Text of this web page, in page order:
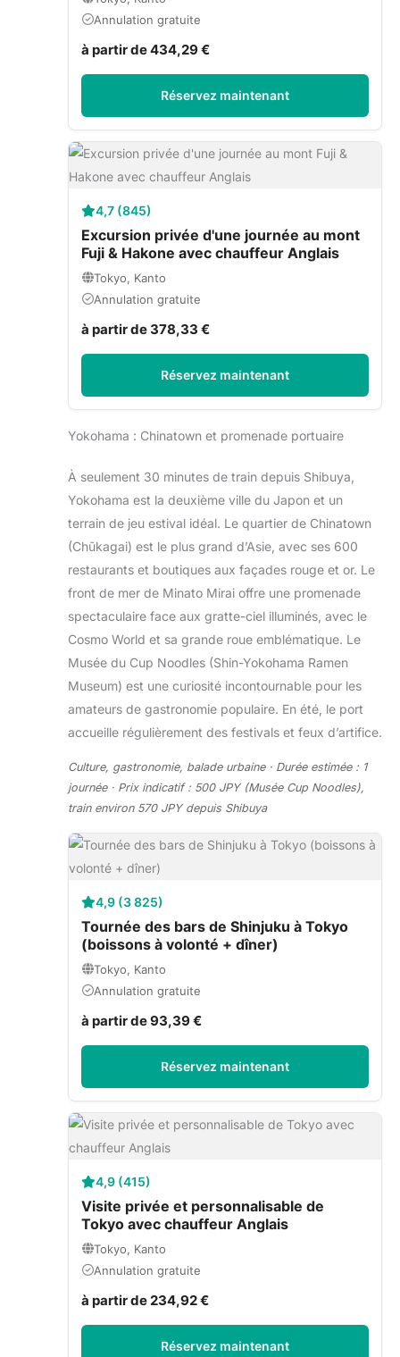
Annulation gratuite
à partir de 434,29 €
Réservez maintenant
4,7 (845)
Excursion privée d'une journée au mont
Fuji & Hakone avec chauffeur Anglais
Tokyo, Kanto
Annulation gratuite
à partir de 378,33 €
Réservez maintenant
Yokohama : Chinatown et promenade portuaire
À seulement 30 minutes de train depuis Shibuya,
Yokohama est la deuxième ville du Japon et un
terrain de jeu estival idéal. Le quartier de Chinatown
(Chūkagai) est le plus grand d’Asie, avec ses 600
restaurants et boutiques aux façades rouge et or. Le
front de mer de Minato Mirai offre une promenade
spectaculaire face aux gratte-ciel illuminés, avec le
Cosmo World et sa grande roue emblématique. Le
Musée du Cup Noodles (Shin-Yokohama Ramen
Museum) est une curiosité incontournable pour les
amateurs de gastronomie populaire. En été, le port
accueille régulièrement des festivals et feux d’artifice.
Culture, gastronomie, balade urbaine · Durée estimée : 1
journée · Prix indicatif : 500 JPY (Musée Cup Noodles),
train environ 570 JPY depuis Shibuya
4,9 (3 825)
Tournée des bars de Shinjuku à Tokyo
(boissons à volonté + dîner)
Tokyo, Kanto
Annulation gratuite
à partir de 93,39 €
Réservez maintenant
4,9 (415)
Visite privée et personnalisable de
Tokyo avec chauffeur Anglais
Tokyo, Kanto
Annulation gratuite
à partir de 234,92 €
Réservez maintenant